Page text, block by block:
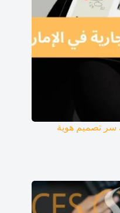
سر تصميم هوية